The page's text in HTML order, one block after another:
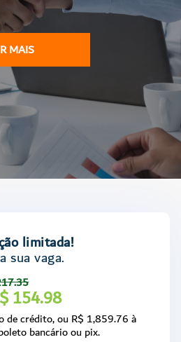
MAIS
limitada!
sua vaga.
154.98
de crédito, ou R$ 1,859.76 à
bancário ou pix.